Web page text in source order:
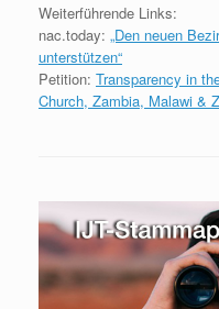
Weiterführende Links:
nac.today: „Den neuen
unterstützen“
Petition: Transparency in
Church, Zambia, Malawi &